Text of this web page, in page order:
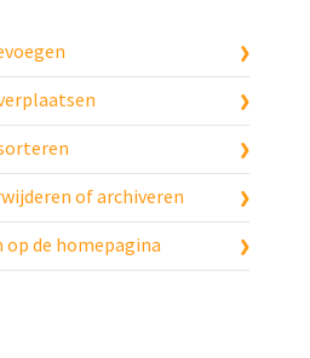
of archiveren
op de homepagina